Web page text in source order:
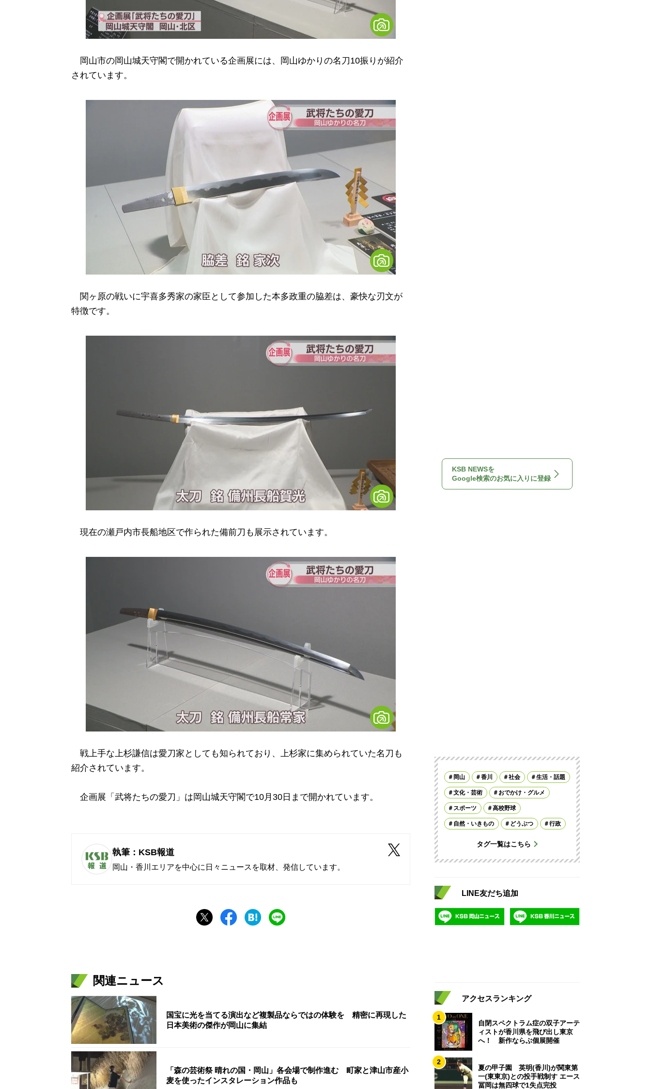
岡山市の岡山城天守閣で開かれている企画展には、岡山ゆかりの名刀10振りが紹介
されています。
関ヶ原の戦いに宇喜多秀家の家臣として参加した本多政重の脇差は、豪快な刃文が
特徴です。
現在の瀬戸内市長船地区で作られた備前刀も展示されています。
戦上手な上杉謙信は愛刀家としても知られており、上杉家に集められていた名刀も
紹介されています。
企画展「武将たちの愛刀」は岡山城天守閣で10月30日まで開かれています。
執筆：KSB報道
岡山・香川エリアを中心に日々ニュースを取材、発信しています。
関連ニュース
国宝に光を当てる演出など複製品ならではの体験を 精密に再現した
日本美術の傑作が岡山に集結
「森の芸術祭 晴れの国・岡山」各会場で制作進む 町家と津山市産小
麦を使ったインスタレーション作品も
KSB NEWSを
Google検索のお気に入りに登録
岡山 香川 社会 生活・話題
文化・芸術 おでかけ・グルメ
スポーツ 高校野球
自然・いきもの どうぶつ 行政
タグ一覧はこちら
LINE友だち追加
アクセスランキング
1
自閉スペクトラム症の双子アーテ
ィストが香川県を飛び出し東京
へ！ 新作ならぶ個展開催
2
夏の甲子園 英明(香川)が関東第
一(東東京)との投手戦制す エース
冨岡は無四球で1失点完投